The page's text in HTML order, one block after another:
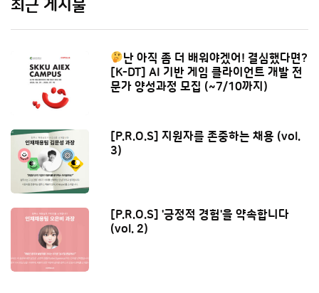
최근 게시물
난 아직 좀 더 배워야겠어! 결심했다면?
[K-DT] AI 기반 게임 클라이언트 개발 전
문가 양성과정 모집 (~7/10까지)
[P.R.O.S] 지원자를 존중하는 채용 (vol.
3)
[P.R.O.S] '긍정적 경험'을 약속합니다
(vol. 2)